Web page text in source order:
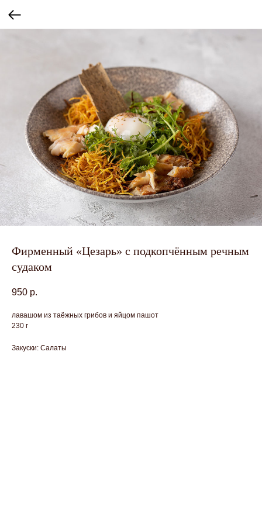
Фирменный «Цезарь» с подкопчённым речным
судаком
950 р.
лавашом из таёжных грибов и яйцом пашот
230 г
Закуски: Салаты